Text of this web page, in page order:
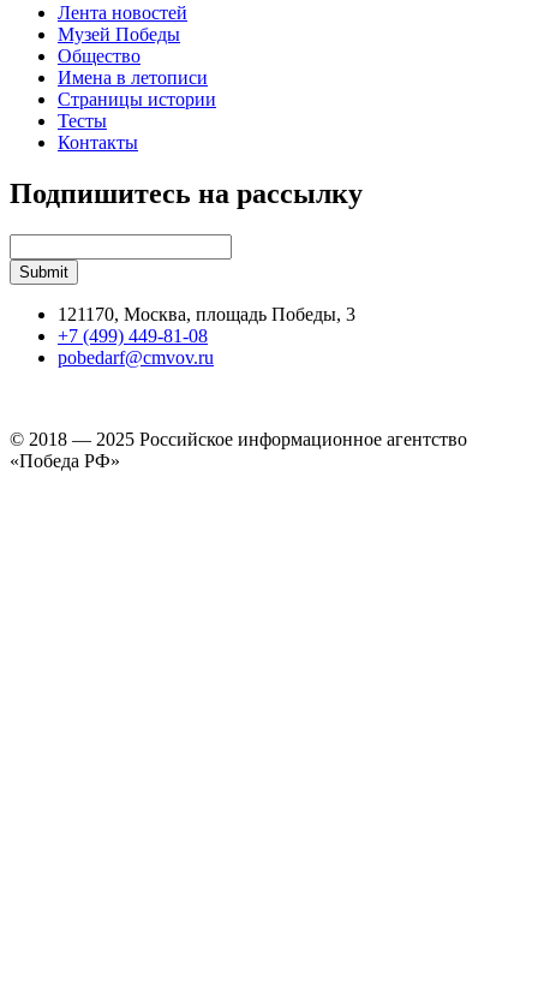
Лента новостей
Музей Победы
Общество
Имена в летописи
Страницы истории
Тесты
Контакты
Подпишитесь на рассылку
121170, Москва, площадь Победы, 3
+7 (499) 449-81-08
pobedarf@cmvov.ru
© 2018 — 2025 Российское информационное агентство
«Победа РФ»